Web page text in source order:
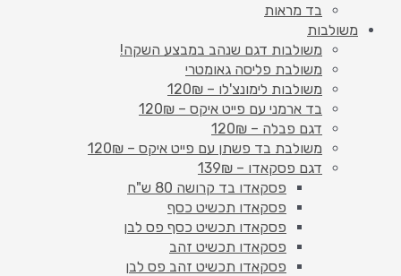
בד מראות
משולבות
משולבות דגם שנהב במבצע השקה!
משולבת פליסה גאומטרי
משולבות לימונצ'לו – 120₪
בד ארמני עם פייט איקס – 120₪
דגם פבלה – 120₪
משולבת בד פשתן עם פייט איקס – 120₪
דגם פסקאדו – 139₪
פסקאדו בד קרושה 80 ש"ח
פסקאדו תכשיט כסף
פסקאדו תכשיט כסף פס לבן
פסקאדו תכשיט זהב
פסקאדו תכשיט זהב פס לבן